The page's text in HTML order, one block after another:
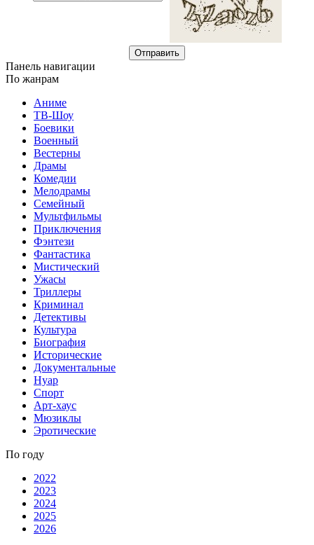
Отправить
Панель навигации
По жанрам
Аниме
ТВ-Шоу
Боевики
Военный
Вестерны
Драмы
Комедии
Мелодрамы
Семейный
Мультфильмы
Приключения
Фэнтези
Фантастика
Мистический
Ужасы
Триллеры
Криминал
Детективы
Культура
Биография
Исторические
Документальные
Нуар
Спорт
Арт-хаус
Мюзиклы
Эротические
По году
2022
2023
2024
2025
2026